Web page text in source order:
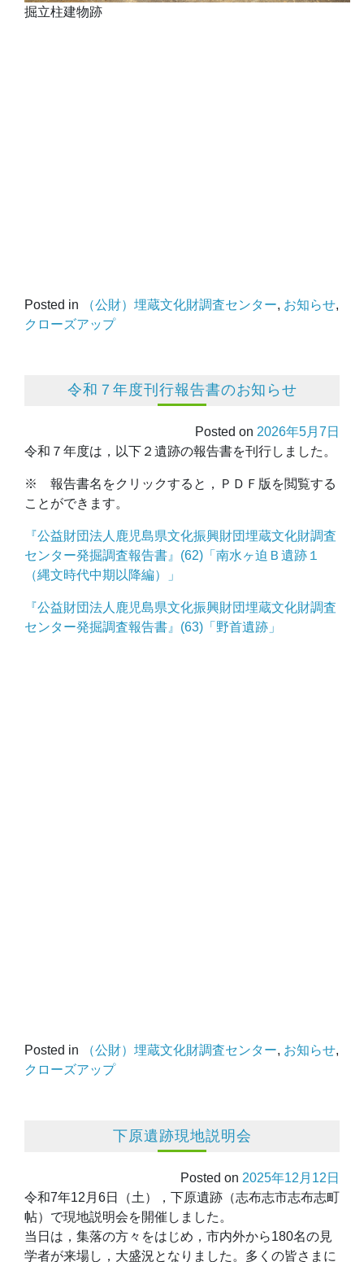
掘立柱建物跡
Posted in （公財）埋蔵文化財調査センター, お知らせ,
クローズアップ
令和７年度刊行報告書のお知らせ
Posted on 2026年5月7日
令和７年度は，以下２遺跡の報告書を刊行しました。
※ 報告書名をクリックすると，ＰＤＦ版を閲覧する
ことができます。
『公益財団法人鹿児島県文化振興財団埋蔵文化財調査
センター発掘調査報告書』(62)「南水ヶ迫Ｂ遺跡１
（縄文時代中期以降編）」
『公益財団法人鹿児島県文化振興財団埋蔵文化財調査
センター発掘調査報告書』(63)「野首遺跡」
Posted in （公財）埋蔵文化財調査センター, お知らせ,
クローズアップ
下原遺跡現地説明会
Posted on 2025年12月12日
令和7年12月6日（土），下原遺跡（志布志市志布志町
帖）で現地説明会を開催しました。
当日は，集落の方々をはじめ，市内外から180名の見
学者が来場し，大盛況となりました。多くの皆さまに